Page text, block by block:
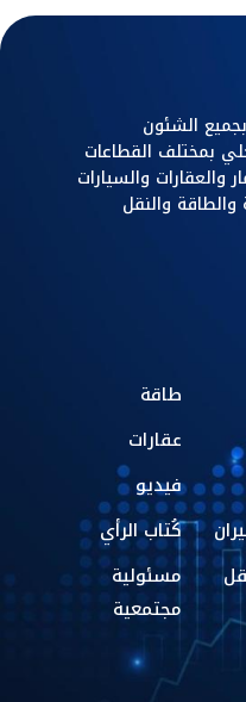
الشئون
بمختلف القطاعات
والعقارات والسيارات
والنقل
طاقة
عقارات
فيديو
كُتاب الرأي
مسئولية
مجتمعية